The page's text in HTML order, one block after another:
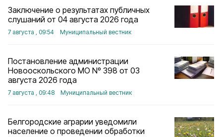
Заключение о результатах публичных
слушаний от 04 августа 2026 года
7 августа , 09:54 Муниципальный вестник
Постановление администрации
Новооскольского МО Nº 398 от 03
августа 2026 года
7 августа , 09:48 Муниципальный вестник
Белгородские аграрии уведомили
население о проведении обработки